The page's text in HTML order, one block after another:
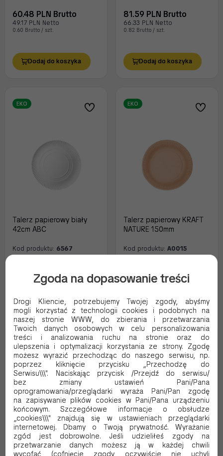
60.48 PLN Brutto
49.17 PLN Netto
0.60 Brutto / szt.
Dodaj do koszyka
81.59 PLN Brutto
66.33 PLN Netto
0.82 Brutto / szt.
Dodaj do koszyka
EKO
Talerz papierowy biały
42cm ABC
Kod produktu: 6567
78.33 PLN Netto
0.96 Brutto / szt.
Dodaj do koszyka
EKO
Talerz papierowy KRAFT
NATURE 150mm
Kod produktu: A0015
15.68 PLN Netto
Dodaj do koszyka
EKO EKO
Zgoda na dopasowanie treści
Drogi Kliencie, potrzebujemy Twojej zgody, abyśmy
mogli korzystać z technologii cookies i podobnych na
naszej stronie WWW, do zbierania i przetwarzania
Twoich danych osobowych w celu personalizowania
treści i analizowania ruchu na stronie oraz do
ulepszenia i optymalizacji korzystania ze strony. Zgodę
możesz wyrazić przechodząc do naszego serwisu, np.
poprzez kliknięcie przycisku „Przechodzę do
Serwisu\\\". Naciskając przycisk /Przejdź do serwisu/
bez zmiany ustawień Pani/Pana
oprogramowania/przeglądarki wyraża Pani/Pan zgodę
na zapisywanie plików cookies w Pani/Pana urządzeniu
końcowym. Szczegółowe informacje o obsłudze
„cookies\\\" znajdują się w ustawieniach przeglądarki
internetowej. Dbamy o Twoją prywatność. Wyrażanie
zgód jest dobrowolne. Jeśli udzieliłeś zgody na
przetwarzanie danych możesz ją w każdej chwili
wycofać (cofnięcie zgody oczywiście nie uchyli